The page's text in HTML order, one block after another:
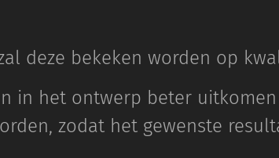
deze bekeken worden op
in het ontwerp beter
zodat het gewenste